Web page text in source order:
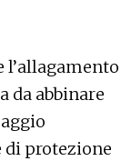
l’allagamento
da abbinare
di protezione